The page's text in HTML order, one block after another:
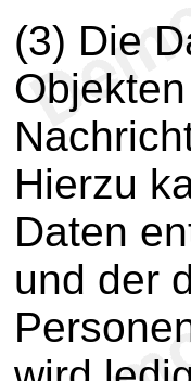
(3) Die
Hierzu
Daten
und der